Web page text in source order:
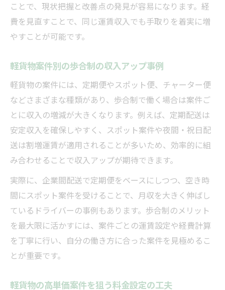
ことで、現状把握と改善点の発見が容易になります。経
費を見直すことで、同じ運賃収入でも手取りを着実に増
やすことが可能です。
軽貨物案件別の歩合制の収入アップ事例
軽貨物の案件には、定期便やスポット便、チャーター便
などさまざまな種類があり、歩合制で働く場合は案件ご
とに収入の増減が大きくなります。例えば、定期配送は
安定収入を確保しやすく、スポット案件や夜間・祝日配
送は割増運賃が適用されることが多いため、効率的に組
み合わせることで収入アップが期待できます。
実際に、企業間配送で定期便をベースにしつつ、空き時
間にスポット案件を受けることで、月収を大きく伸ばし
ているドライバーの事例もあります。歩合制のメリット
を最大限に活かすには、案件ごとの運賃設定や経費計算
を丁寧に行い、自分の働き方に合った案件を見極めるこ
とが重要です。
軽貨物の高単価案件を狙う料金設定の工夫